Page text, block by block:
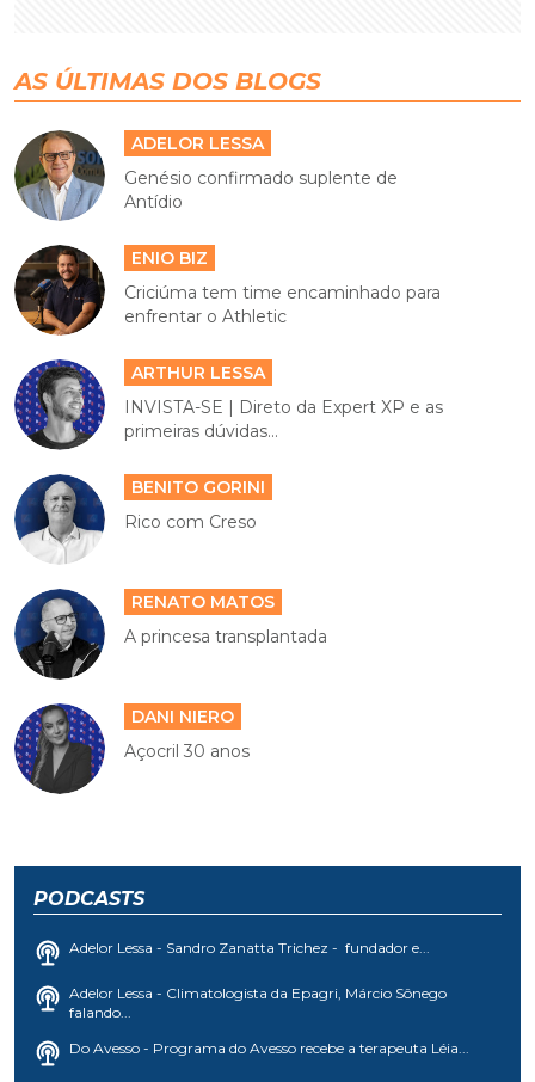
AS ÚLTIMAS DOS BLOGS
ADELOR LESSA
Genésio confirmado suplente de
Antídio
ENIO BIZ
Criciúma tem time encaminhado para
enfrentar o Athletic
ARTHUR LESSA
INVISTA-SE | Direto da Expert XP e as
primeiras dúvidas...
BENITO GORINI
Rico com Creso
RENATO MATOS
A princesa transplantada
DANI NIERO
Açocril 30 anos
PODCASTS
Adelor Lessa - Sandro Zanatta Trichez - fundador e...
Adelor Lessa - Climatologista da Epagri, Márcio Sônego
falando...
Do Avesso - Programa do Avesso recebe a terapeuta Léia...